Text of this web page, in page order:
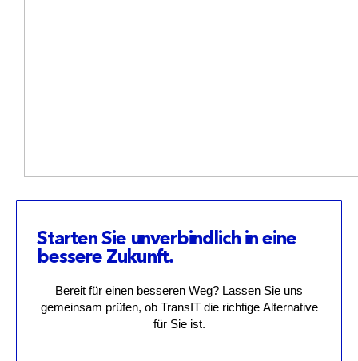
Starten Sie unverbindlich in eine
bessere Zukunft.
Bereit für einen besseren Weg? Lassen Sie uns
gemeinsam prüfen, ob TransIT die richtige Alternative
für Sie ist.